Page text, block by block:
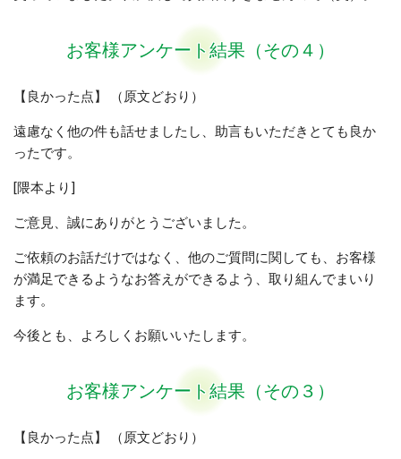
お客様アンケート結果（その４）
【良かった点】 （原文どおり）
遠慮なく他の件も話せましたし、助言もいただきとても良か
ったです。
[隈本より]
ご意見、誠にありがとうございました。
ご依頼のお話だけではなく、他のご質問に関しても、お客様
が満足できるようなお答えができるよう、取り組んでまいり
ます。
今後とも、よろしくお願いいたします。
お客様アンケート結果（その３）
【良かった点】 （原文どおり）